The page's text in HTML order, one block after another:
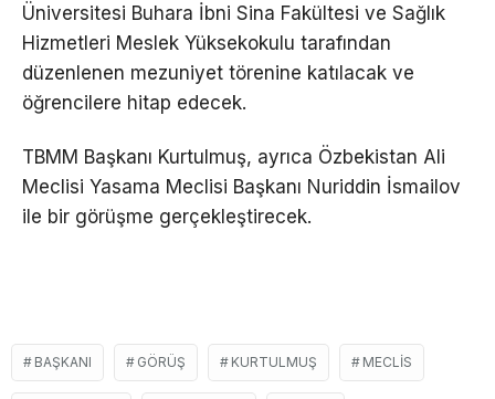
Üniversitesi Buhara İbni Sina Fakültesi ve Sağlık
Hizmetleri Meslek Yüksekokulu tarafından
düzenlenen mezuniyet törenine katılacak ve
öğrencilere hitap edecek.
TBMM Başkanı Kurtulmuş, ayrıca Özbekistan Ali
Meclisi Yasama Meclisi Başkanı Nuriddin İsmailov
ile bir görüşme gerçekleştirecek.
BAŞKANI GÖRÜŞ KURTULMUŞ MECLIS